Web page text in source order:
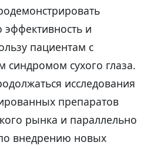
и
пациентам с
сухого глаза.
исследования
препаратов
рынка и параллельно
внедрению новых